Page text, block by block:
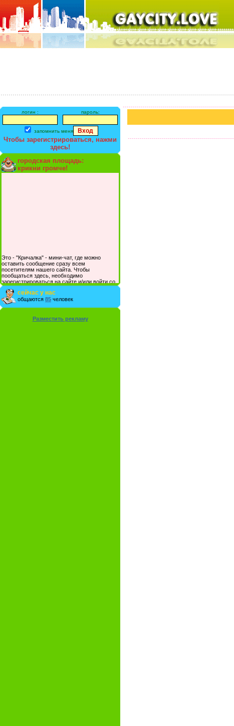
логин : пароль:
запомнить меня
Чтобы зарегистрироваться, нажми
здесь!
городская площадь:
крикни громче!
оставить сообщение сразу всем
посетителям нашего сайта. Чтобы
пообщаться здесь, необходимо
зарегистрироваться на сайте и/или войти со
своими логином и паролем.
сейчас у нас
общаются 85 человек
Разместить рекламу